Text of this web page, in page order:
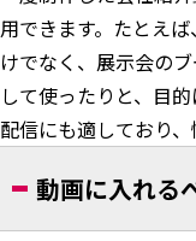
用できます。たとえ
けでなく、展示会の
して使ったりと、目
配信にも適しており
動画に入れる